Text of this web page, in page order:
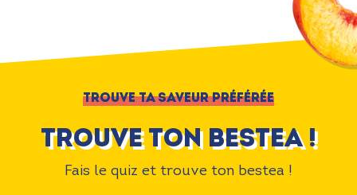
TROUVE TA SAVEUR PRÉFÉRÉE
Trouve ton bestea !
Fais le quiz et trouve ton bestea !